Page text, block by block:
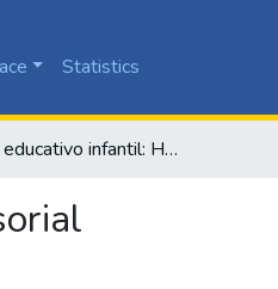
Statistics
Centro educativo infantil: Hábitat Sensorial